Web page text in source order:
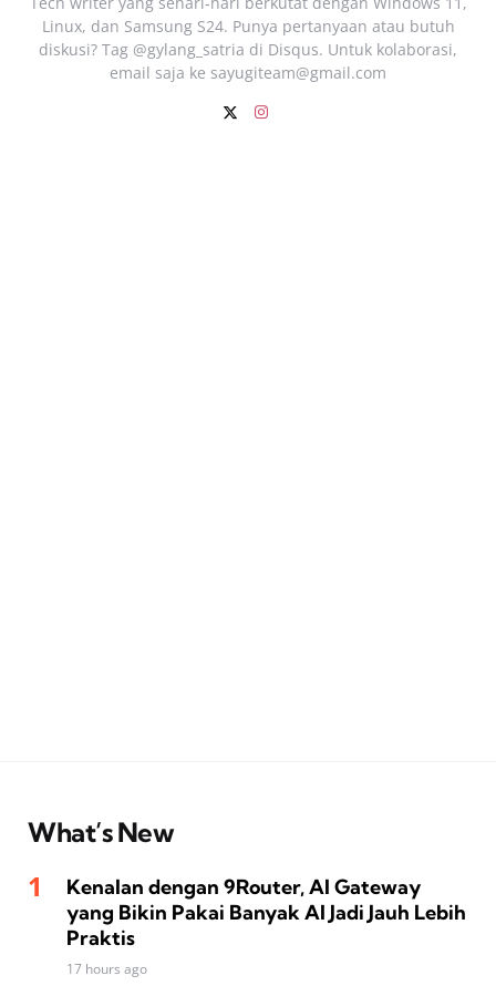
Linux, dan Samsung S24. Punya pertanyaan atau butuh
diskusi? Tag @gylang_satria di Disqus. Untuk kolaborasi,
email saja ke sayugiteam@gmail.com
What’s New
Kenalan dengan 9Router, AI Gateway
yang Bikin Pakai Banyak AI Jadi Jauh Lebih
Praktis
17 hours ago